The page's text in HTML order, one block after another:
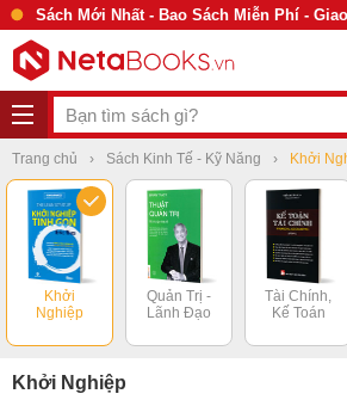
Sách Mới Nhất - Bao Sách Miễn Phí - Giao
Trang chủ Sách Kinh Tế - Kỹ Năng Khởi
Khởi
Nghiệp
Quản Trị -
Lãnh Đạo
Tài Chính,
Kế Toán
Khởi Nghiệp